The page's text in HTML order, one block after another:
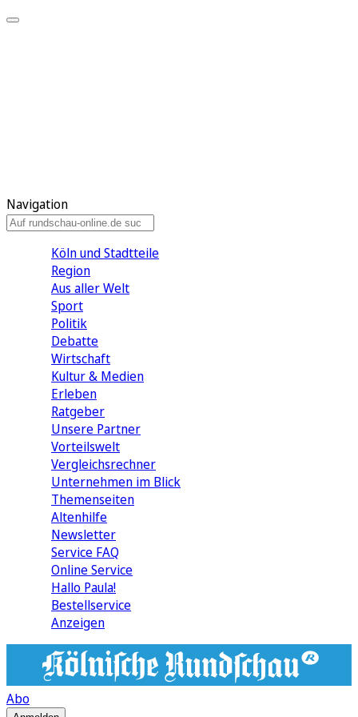
Navigation
Köln und Stadtteile
Region
Aus aller Welt
Sport
Politik
Debatte
Wirtschaft
Kultur & Medien
Erleben
Ratgeber
Unsere Partner
Vorteilswelt
Vergleichsrechner
Unternehmen im Blick
Themenseiten
Altenhilfe
Newsletter
Service FAQ
Online Service
Hallo Paula!
Bestellservice
Anzeigen
Abo